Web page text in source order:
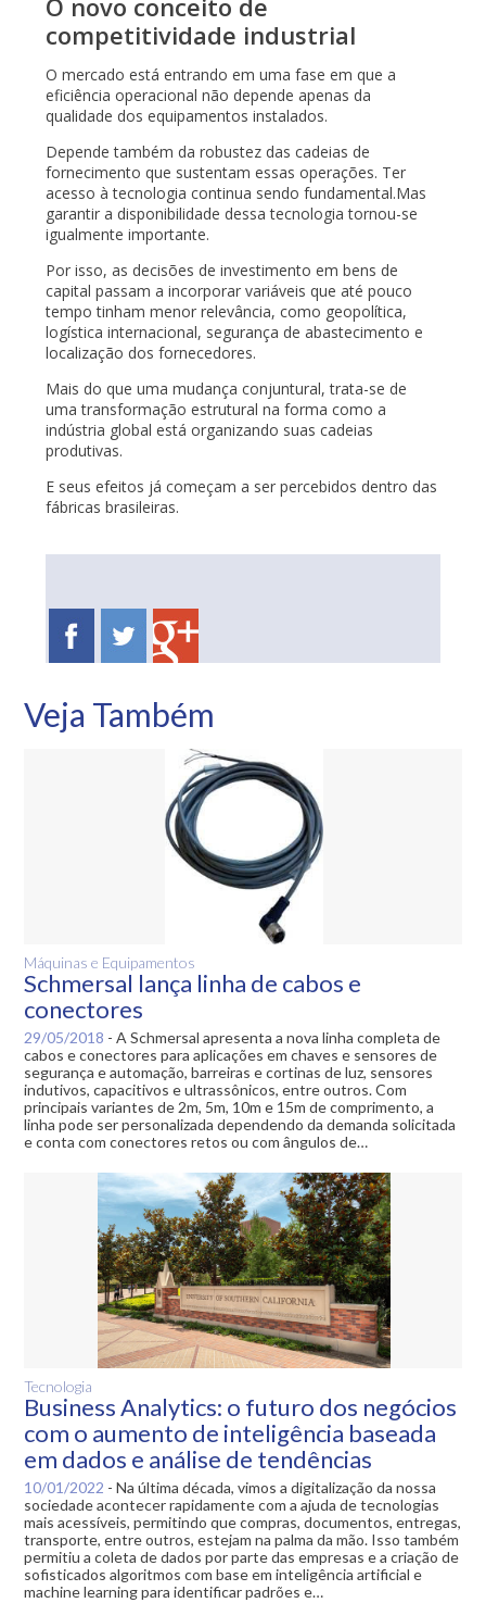
O novo conceito de
competitividade industrial
O mercado está entrando em uma fase em que a
eficiência operacional não depende apenas da
qualidade dos equipamentos instalados.
Depende também da robustez das cadeias de
fornecimento que sustentam essas operações. Ter
acesso à tecnologia continua sendo fundamental.Mas
garantir a disponibilidade dessa tecnologia tornou-se
igualmente importante.
Por isso, as decisões de investimento em bens de
capital passam a incorporar variáveis que até pouco
tempo tinham menor relevância, como geopolítica,
logística internacional, segurança de abastecimento e
localização dos fornecedores.
Mais do que uma mudança conjuntural, trata-se de
uma transformação estrutural na forma como a
indústria global está organizando suas cadeias
produtivas.
E seus efeitos já começam a ser percebidos dentro das
fábricas brasileiras.
Veja Também
Máquinas e Equipamentos
Schmersal lança linha de cabos e
conectores
29/05/2018 -A Schmersal apresenta a nova linha completa de
cabos e conectores para aplicações em chaves e sensores de
segurança e automação, barreiras e cortinas de luz, sensores
indutivos, capacitivos e ultrassônicos, entre outros. Com
principais variantes de 2m, 5m, 10m e 15m de comprimento, a
linha pode ser personalizada dependendo da demanda solicitada
e conta com conectores retos ou com ângulos de…
Tecnologia
Business Analytics: o futuro dos negócios
com o aumento de inteligência baseada
em dados e análise de tendências
10/01/2022 -Na última década, vimos a digitalização da nossa
sociedade acontecer rapidamente com a ajuda de tecnologias
mais acessíveis, permitindo que compras, documentos, entregas,
transporte, entre outros, estejam na palma da mão. Isso também
permitiu a coleta de dados por parte das empresas e a criação de
sofisticados algoritmos com base em inteligência artificial e
machine learning para identificar padrões e…